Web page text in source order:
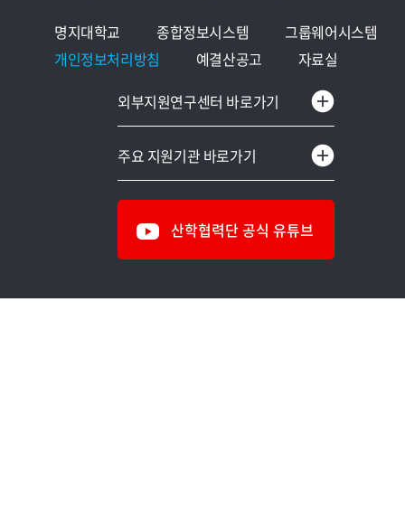
명지대학교 종합정보시스템
그룹웨어시스템
개인정보처리방침
예결산공고
자료실
외부지원연구센터 바로가기
한옥R&D센터
중소기업산학협력센터
용인시어린이급식관리지원센터
식의약소재 생체효능검증센터
천연신기능소재연구센터
차세대전력기술연구센터
주요 지원기관 바로가기
교육부
국방부
국토교통부
해양수산부
산학협력단 공식 유튜브